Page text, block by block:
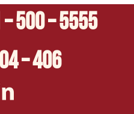
500 – 5555
– 406